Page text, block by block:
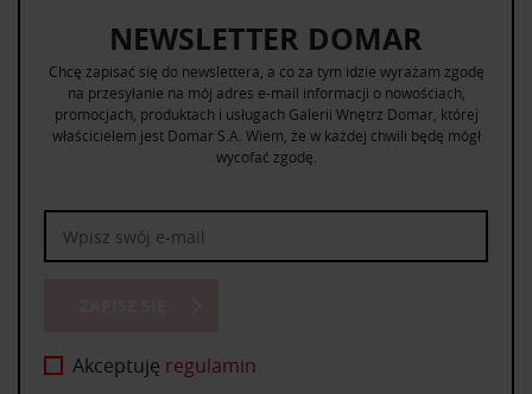
NEWSLETTER DOMAR
Chcę zapisać się do newslettera, a co za tym idzie wyrażam zgodę
na przesyłanie na mój adres e-mail informacji o nowościach,
promocjach, produktach i usługach Galerii Wnętrz Domar, której
właścicielem jest Domar S.A. Wiem, że w każdej chwili będę mógł
wycofać zgodę.
Akceptuję regulamin